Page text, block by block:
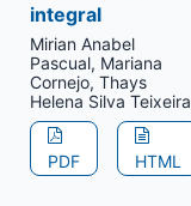
integral
Mirian Anabel
Pascual, Mariana
Cornejo, Thays
Helena Silva Teixeira
PDF HTML